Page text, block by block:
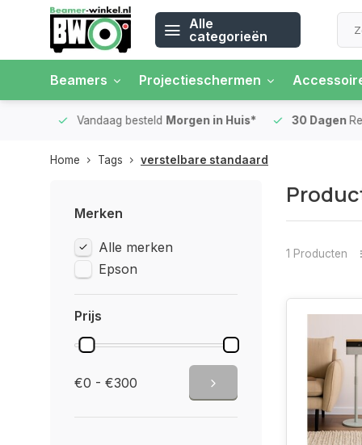
Alle
categorieën
Beamers Projectieschermen
Vandaag besteldMorgen in Huis* 30 Dagen
Home Tags verstelbare standaard
Merken
Alle merken
Epson
Prijs
€0 - €300
1 Producten